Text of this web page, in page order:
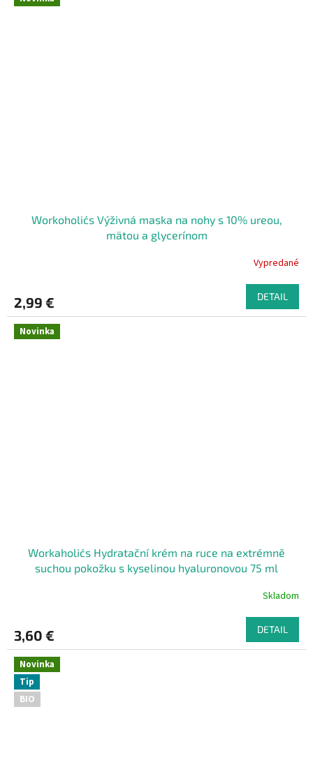
Workoholic´s Výživná maska ​​na nohy s 10% ureou,
mätou a glycerínom
Vypredané
2,99 € DETAIL
Novinka
Workaholic´s Hydratační krém na ruce na extrémně
suchou pokožku s kyselinou hyaluronovou 75 ml
Skladom
3,60 € DETAIL
Novinka
Tip
BIO